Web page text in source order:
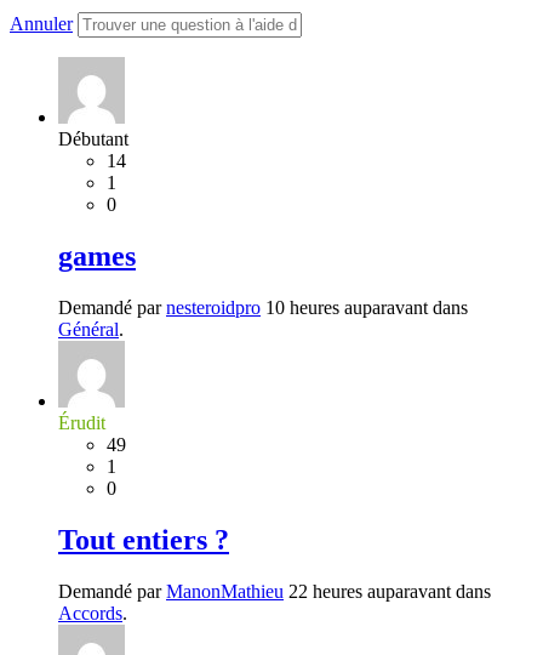
Annuler
Débutant
14
1
0
games
Demandé parnesteroidpro 10 heures auparavant dans
Général.
Érudit
49
1
0
Tout entiers ?
Demandé parManonMathieu 22 heures auparavant dans
Accords.